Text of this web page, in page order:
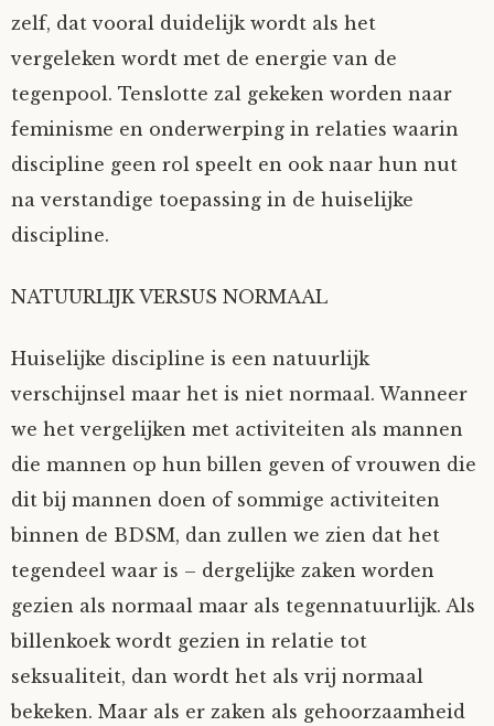
Clarity
Diderod
Faith
Jack
Johanna
Juliette Stark
Kersje
Lani
Nyncke
zelf, dat vooral duidelijk wordt als het
vergeleken wordt met de energie van de
tegenpool. Tenslotte zal gekeken worden naar
feminisme en onderwerping in relaties waarin
discipline geen rol speelt en ook naar hun nut
na verstandige toepassing in de huiselijke
discipline.
NATUURLIJK VERSUS NORMAAL
Huiselijke discipline is een natuurlijk
verschijnsel maar het is niet normaal. Wanneer
we het vergelijken met activiteiten als mannen
die mannen op hun billen geven of vrouwen die
dit bij mannen doen of sommige activiteiten
binnen de BDSM, dan zullen we zien dat het
tegendeel waar is – dergelijke zaken worden
gezien als normaal maar als tegennatuurlijk. Als
billenkoek wordt gezien in relatie tot
seksualiteit, dan wordt het als vrij normaal
bekeken. Maar als er zaken als gehoorzaamheid